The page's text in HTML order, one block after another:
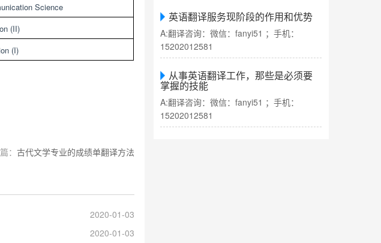
Science
(II)
(I)
： 古代文学专业的成绩单翻译方法
2020-01-03
2020-01-03
英语翻译服务现阶段的作用和优势
A:翻译咨询：微信：fanyi51 ；手机：
15202012581
从事英语翻译工作，那些是必须要
掌握的技能
A:翻译咨询：微信：fanyi51 ；手机：
15202012581